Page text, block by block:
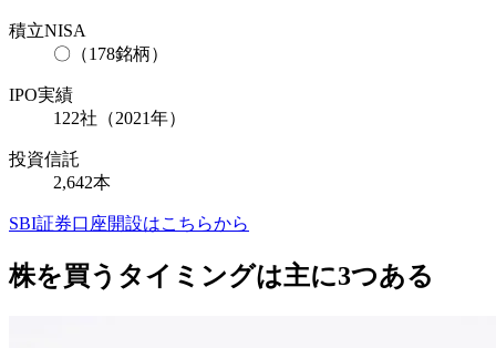
積立NISA
〇（178銘柄）
IPO実績
122社（2021年）
投資信託
2,642本
SBI証券口座開設はこちらから
株を買うタイミングは主に3つある